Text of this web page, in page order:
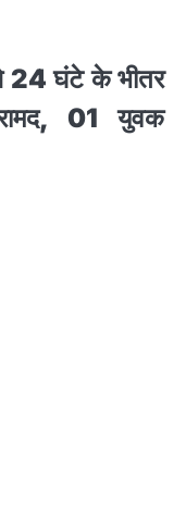
24 घंटे के भीतर
01 युवक